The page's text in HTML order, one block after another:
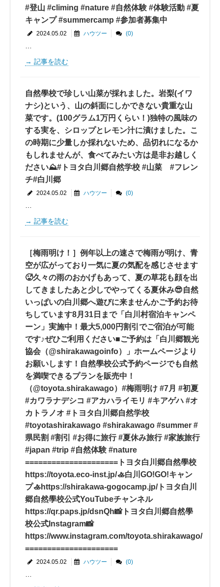
#登山 #climing #nature #自然体験 #体験活動 #夏
キャンプ #summercamp #参加者募集中
2024.05.02 ハウツー (0)
記事を読む
自然學校で珍しい山菜が採れました。岩梨(イワ
ナシ)という、山の斜面にしかできない貴重な山
菜です。(100グラム1万円くらい！)独特の風味の
する実を、シロップとレモン汁に漬けました。こ
の時期に少量しか採れないため、品切れになるか
もしれませんが、食べてみたい方は是非お越しく
ださい⛰#トヨタ白川郷自然学校 #山菜 #フレン
チ#白川郷
2024.05.02 ハウツー (0)
記事を読む
［梅雨明け！］例年以上の速さで梅雨が明け、青
空️が広がっており一気に夏の気配を感じさせます
🥵久々の雨️のおかげもあって、夏の草花も顔を出
してきましたあと少しでやってくる夏休み😎自然
いっぱいの白川郷へ遊びに来ませんかご予約お待
ちしています️8月31日まで「白川村宿泊キャンペ
ーン」実施中！最大5,000円割引でご宿泊が可能
です♪ぜひご利用ください■ご予約は「白川郷観光
協会（@shirakawagoinfo）」ホームページより
お願いします！自然學校公式予約ページでも自然
を満喫できるプランを販売中！
（@toyota.shirakawago）#梅雨明け #7月 #初夏
#カワラナデシコ #アカハライモリ #キアゲハ #オ
カトラノオ #トヨタ白川郷自然学校
#toyotashirakawago #shirakawago #summer #
県民割 #割引 #お得に旅行 #夏休み旅行 #家族旅行
#japan #trip #自然体験 #nature
️===️===️===️===️===️===️===️トヨタ白川郷自然學校
https://toyota.eco-inst.jp/🚣白川GO!GO!キャン
プ🚣https://shirakawa-gogocamp.jp/トヨタ白川
郷自然學校公式YouTubeチャンネル
https://qr.paps.jp/dsnQh📸トヨタ白川郷自然學
校公式Instagram📸
https://www.instagram.com/toyota.shirakawago/️
===️===️===️===️===️===️===️
2024.05.02 ハウツー (0)